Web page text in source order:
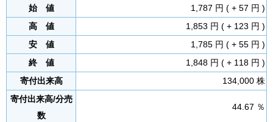
始 値
1,787 円 ( + 57 円 )
高 値
1,853 円 ( + 123 円 )
安 値
1,785 円 ( + 55 円 )
終 値
1,848 円 ( + 118 円 )
寄付出来高
134,000 株
寄付出来高/分売
数
44.67 ％